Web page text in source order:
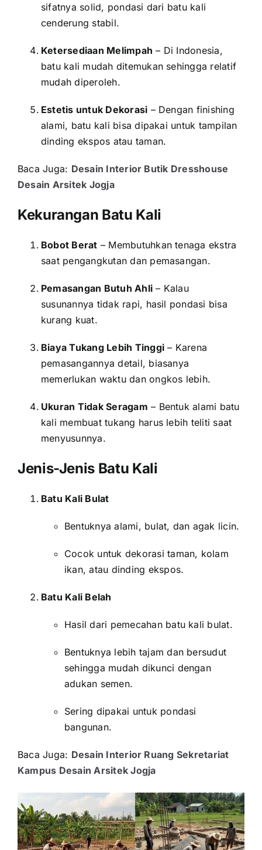
sifatnya solid, pondasi dari batu kali
cenderung stabil.
Ketersediaan Melimpah – Di Indonesia,
batu kali mudah ditemukan sehingga relatif
mudah diperoleh.
Estetis untuk Dekorasi – Dengan finishing
alami, batu kali bisa dipakai untuk tampilan
dinding ekspos atau taman.
Baca Juga: Desain Interior Butik Dresshouse
Desain Arsitek Jogja
Kekurangan Batu Kali
Bobot Berat – Membutuhkan tenaga ekstra
saat pengangkutan dan pemasangan.
Pemasangan Butuh Ahli – Kalau
susunannya tidak rapi, hasil pondasi bisa
kurang kuat.
Biaya Tukang Lebih Tinggi – Karena
pemasangannya detail, biasanya
memerlukan waktu dan ongkos lebih.
Ukuran Tidak Seragam – Bentuk alami batu
kali membuat tukang harus lebih teliti saat
menyusunnya.
Jenis-Jenis Batu Kali
Batu Kali Bulat
Bentuknya alami, bulat, dan agak licin.
Cocok untuk dekorasi taman, kolam
ikan, atau dinding ekspos.
Batu Kali Belah
Hasil dari pemecahan batu kali bulat.
Bentuknya lebih tajam dan bersudut
sehingga mudah dikunci dengan
adukan semen.
Sering dipakai untuk pondasi
bangunan.
Baca Juga: Desain Interior Ruang Sekretariat
Kampus Desain Arsitek Jogja